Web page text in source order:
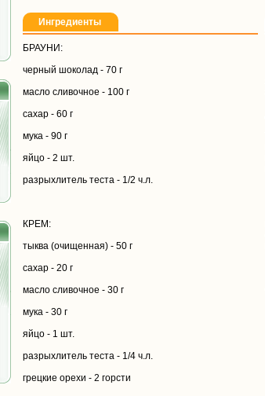
Ингредиенты
БРАУНИ:
черный шоколад - 70 г
масло сливочное - 100 г
сахар - 60 г
мука - 90 г
яйцо - 2 шт.
разрыхлитель теста - 1/2 ч.л.
КРЕМ:
тыква (очищенная) - 50 г
сахар - 20 г
масло сливочное - 30 г
мука - 30 г
яйцо - 1 шт.
разрыхлитель теста - 1/4 ч.л.
грецкие орехи - 2 горсти